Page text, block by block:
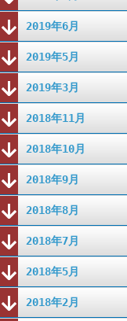
2019年6月
2019年5月
2019年3月
2018年11月
2018年10月
2018年9月
2018年8月
2018年7月
2018年5月
2018年2月